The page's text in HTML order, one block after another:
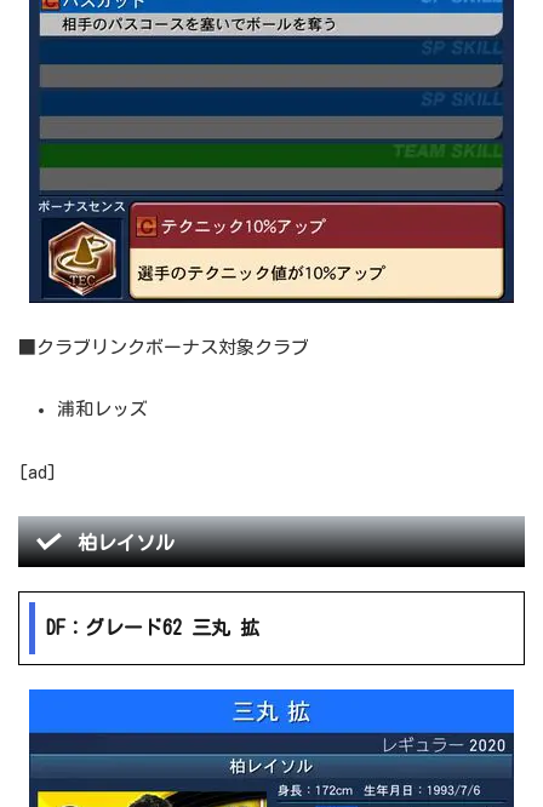
■クラブリンクボーナス対象クラブ
浦和レッズ
[ad]
柏レイソル
DF：グレード62 三丸 拡